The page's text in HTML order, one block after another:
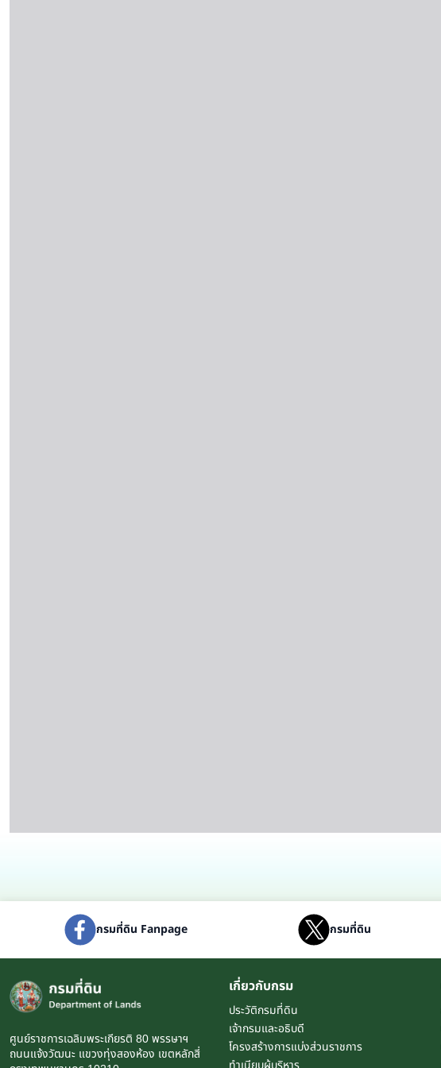
กรมที่ดิน Fanpage กรมที่ดิน
ศูนย์ราชการเฉลิมพระเกียรติ 80 พรรษาฯ
ถนนแจ้งวัฒนะ แขวงทุ่งสองห้อง เขตหลักสี่
เกี่ยวกับกรม
ประวัติกรมที่ดิน
เจ้ากรมและอธิบดี
โครงสร้างการแบ่งส่วนราชการ